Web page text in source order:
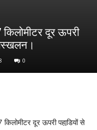
दूर ऊपरी
0
दूर ऊपरी पहाडि़यों से